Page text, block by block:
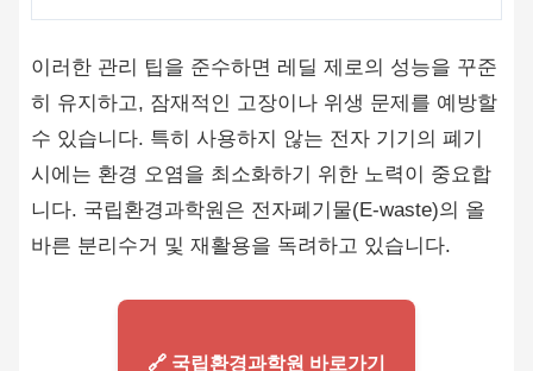
이러한 관리 팁을 준수하면 레딜 제로의 성능을 꾸준
히 유지하고, 잠재적인 고장이나 위생 문제를 예방할
수 있습니다. 특히 사용하지 않는 전자 기기의 폐기
시에는 환경 오염을 최소화하기 위한 노력이 중요합
니다. 국립환경과학원은 전자폐기물(E-waste)의 올
바른 분리수거 및 재활용을 독려하고 있습니다.
🔗 국립환경과학원 바로가기